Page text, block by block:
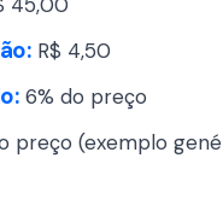
R$ 4,50
6% do preço
preço (exemplo